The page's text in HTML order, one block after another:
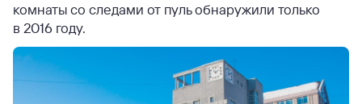
комнаты со следами от пуль обнаружили только
в 2016 году.